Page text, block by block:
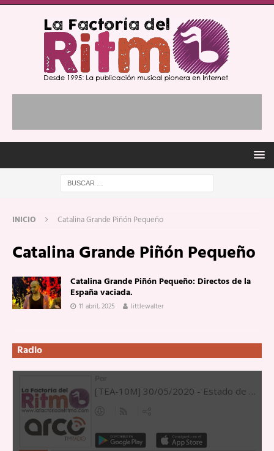
INICIO Catalina Grande Piñón Pequeño
Catalina Grande Piñón Pequeño
Catalina Grande Piñón Pequeño: Directos de la
España vaciada.
11 abril, 2025 littlewalter
Radio